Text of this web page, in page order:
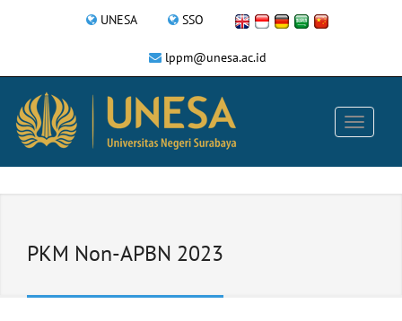
UNESA SSO
lppm@unesa.ac.id
PKM Non-APBN 2023